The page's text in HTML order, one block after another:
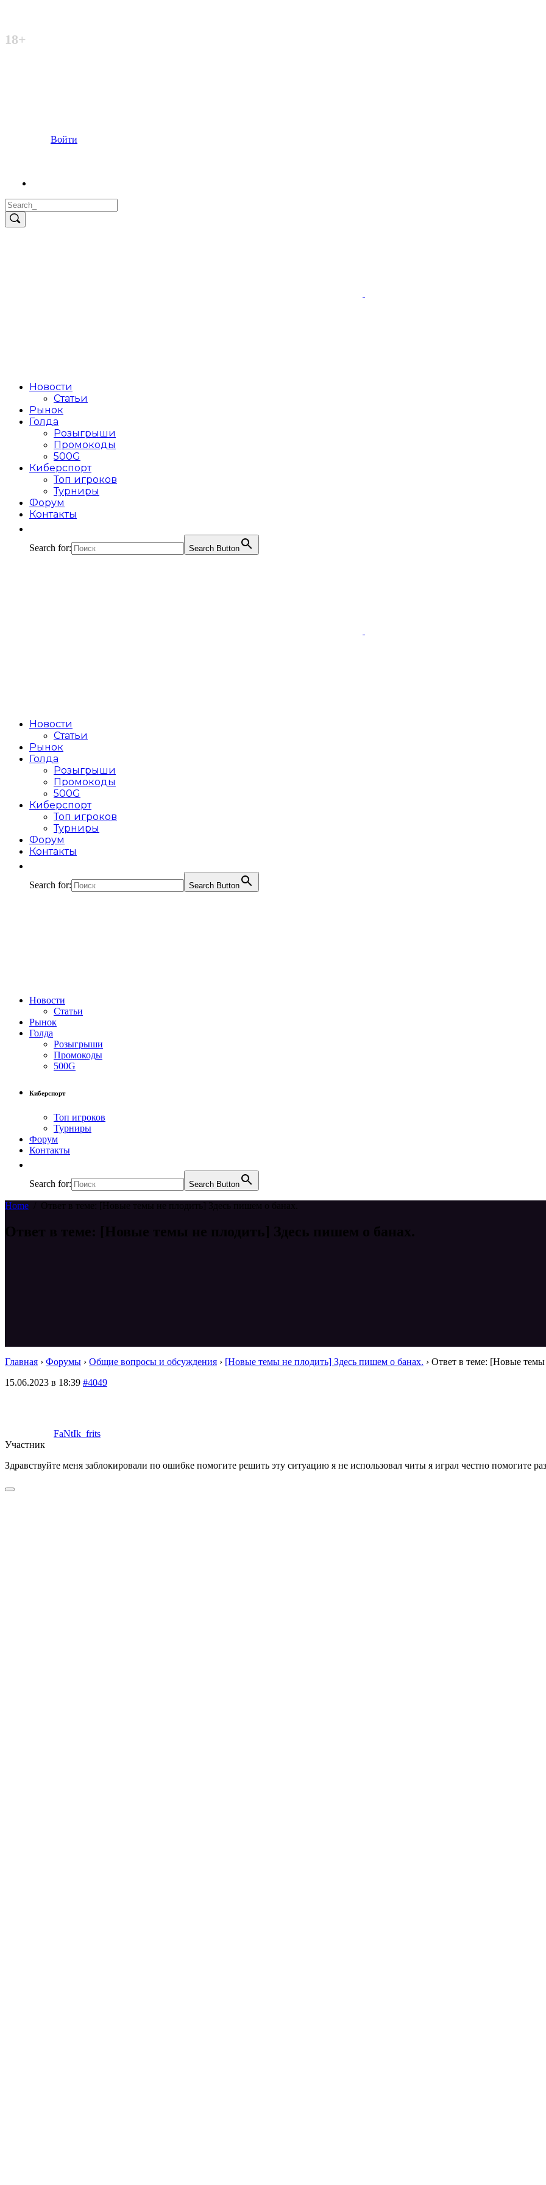
18+
Войти
Новости
Статьи
Рынок
Голда
Розыгрыши
Промокоды
500G
Киберспорт
Топ игроков
Турниры
Форум
Контакты
Search for: Search Button
Новости
Статьи
Рынок
Голда
Розыгрыши
Промокоды
500G
Киберспорт
Топ игроков
Турниры
Форум
Контакты
Search for: Search Button
Новости
Статьи
Рынок
Голда
Розыгрыши
Промокоды
500G
Киберспорт
Топ игроков
Турниры
Форум
Контакты
Search for: Search Button
Home Ответ в теме: [Новые темы не плодить] Здесь пишем о банах.
Ответ в теме: [Новые темы не плодить] Здесь пишем о банах.
Главная › Форумы › Общие вопросы и обсуждения › [Новые темы не плодить] Здесь пишем о банах. › Ответ в теме: [Новые
15.06.2023 в 18:39 #4049
FaNtIk_frits
Участник
Здравствуйте меня заблокировали по ошибке помогите решить эту ситуацию я не использовал читы я играл честно помогите